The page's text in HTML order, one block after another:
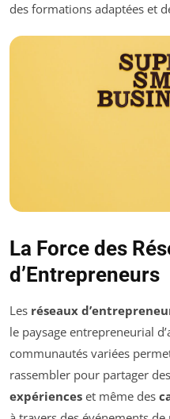
des formations adaptées et
La Force des
d’Entrepreneurs
Les réseaux
le paysage entrepreneurial
communautés variées
rassembler pour partager des
expériences et même des